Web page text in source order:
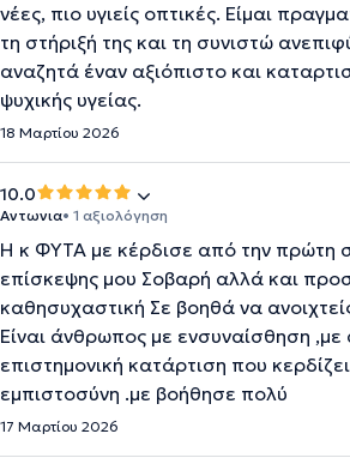
νέες, πιο υγιείς οπτικές. Είμαι
τη στήριξή της και τη συνιστώ
αναζητά έναν αξιόπιστο και
ψυχικής υγείας.
18 Μαρτίου 2026
10.0
Αντωνια• 1 αξιολόγηση
Η κ ΦΥΤΑ με κέρδισε από την πρώτη
επίσκεψης μου Σοβαρή αλλά και
καθησυχαστική Σε βοηθά να
Είναι άνθρωπος με ενσυναίσθηση ,με
επιστημονική κατάρτιση που
εμπιστοσύνη .με βοήθησε πολύ
17 Μαρτίου 2026